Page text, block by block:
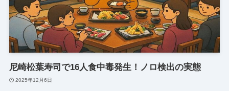
尼崎松葉寿司で16人食中毒発生！ノロ検出の実態
2025年12月6日